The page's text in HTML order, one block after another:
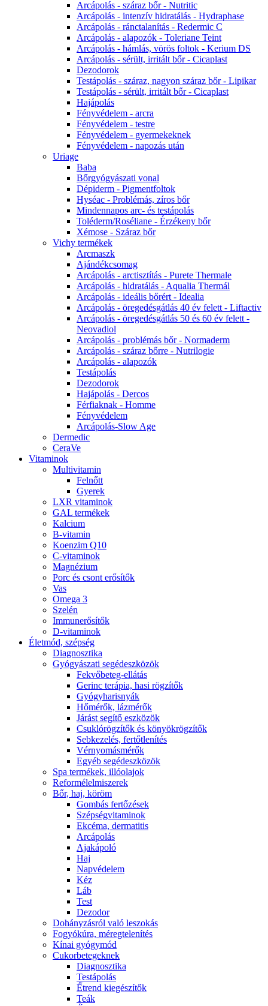
Arcápolás - száraz bőr - Nutritic
Arcápolás - intenzív hidratálás - Hydraphase
Arcápolás - ránctalanítás - Redermic C
Arcápolás - alapozók - Toleriane Teint
Arcápolás - hámlás, vörös foltok - Kerium DS
Arcápolás - sérült, irritált bőr - Cicaplast
Dezodorok
Testápolás - száraz, nagyon száraz bőr - Lipikar
Testápolás - sérült, irritált bőr - Cicaplast
Hajápolás
Fényvédelem - arcra
Fényvédelem - testre
Fényvédelem - gyermekeknek
Fényvédelem - napozás után
Uriage
Baba
Bőrgyógyászati vonal
Dépiderm - Pigmentfoltok
Hyséac - Problémás, zíros bőr
Mindennapos arc- és testápolás
Toléderm/Roséliane - Érzékeny bőr
Xémose - Száraz bőr
Vichy termékek
Arcmaszk
Ajándékcsomag
Arcápolás - arctisztítás - Purete Thermale
Arcápolás - hidratálás - Aqualia Thermál
Arcápolás - ideális bőrért - Idealia
Arcápolás - öregedésgátlás 40 év felett - Liftactiv
Arcápolás - öregedésgátlás 50 és 60 év felett -
Neovadiol
Arcápolás - problémás bőr - Normaderm
Arcápolás - száraz bőrre - Nutrilogie
Arcápolás - alapozók
Testápolás
Dezodorok
Hajápolás - Dercos
Férfiaknak - Homme
Fényvédelem
Arcápolás-Slow Age
Dermedic
CeraVe
Vitaminok
Multivitamin
Felnőtt
Gyerek
LXR vitaminok
GAL termékek
Kalcium
B-vitamin
Koenzim Q10
C-vitaminok
Magnézium
Porc és csont erősítők
Vas
Omega 3
Szelén
Immunerősítők
D-vitaminok
Életmód, szépség
Diagnosztika
Gyógyászati segédeszközök
Fekvőbeteg-ellátás
Gerinc terápia, hasi rögzítők
Gyógyharisnyák
Hőmérők, lázmérők
Járást segítő eszközök
Csuklórögzítők és könyökrögzítők
Sebkezelés, fertőtlenítés
Vérnyomásmérők
Egyéb segédeszközök
Spa termékek, illóolajok
Reformélelmiszerek
Bőr, haj, köröm
Gombás fertőzések
Szépségvitaminok
Ekcéma, dermatitis
Arcápolás
Ajakápoló
Haj
Napvédelem
Kéz
Láb
Test
Dezodor
Dohányzásról való leszokás
Fogyókúra, méregtelenítés
Kínai gyógymód
Cukorbetegeknek
Diagnosztika
Testápolás
É́trend kiegészítők
Teák